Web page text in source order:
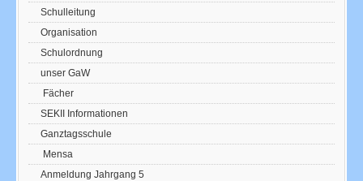
Schulleitung
Organisation
Schulordnung
unser GaW
Fächer
SEKII Informationen
Ganztagsschule
Mensa
Anmeldung Jahrgang 5